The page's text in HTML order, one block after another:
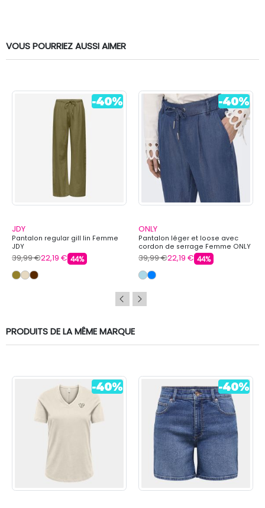
VOUS POURRIEZ AUSSI AIMER
JDY
Pantalon regular gill lin Femme
JDY
39,99 €22,19 € 44%
ONLY
Pantalon léger et loose avec
cordon de serrage Femme ONLY
39,99 €22,19 € 44%
PRODUITS DE LA MÊME MARQUE